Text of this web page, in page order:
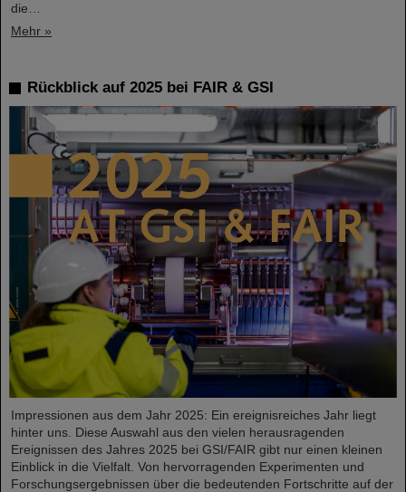
die…
Mehr »
Rückblick auf 2025 bei FAIR & GSI
Impressionen aus dem Jahr 2025: Ein ereignisreiches Jahr liegt
hinter uns. Diese Auswahl aus den vielen herausragenden
Ereignissen des Jahres 2025 bei GSI/FAIR gibt nur einen kleinen
Einblick in die Vielfalt. Von hervorragenden Experimenten und
Forschungsergebnissen über die bedeutenden Fortschritte auf der